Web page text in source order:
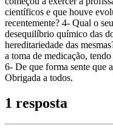
científicos e que houve
recentemente? 4- Qual o
desequilíbrio químico das
hereditariedade das
a toma de medicação,
6- De que forma sente que
Obrigada a todos.
1 resposta